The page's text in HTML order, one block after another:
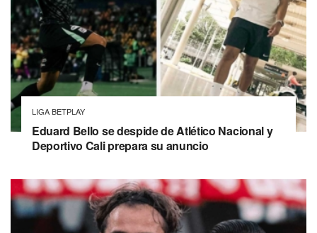
LIGA BETPLAY
Eduard Bello se despide de Atlético Nacional y
Deportivo Cali prepara su anuncio